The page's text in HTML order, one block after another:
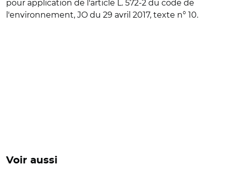
pour application de l'article L. 572-2 du code de
l'environnement, JO du 29 avril 2017, texte n° 10.
Voir aussi